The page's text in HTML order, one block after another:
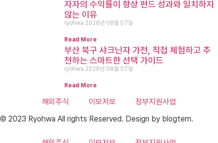
자자의 수익률이 항상 펀드 성과와 일치하지
않는 이유
ryohwa 2026년 08월 07일
Read More
부산 북구 샤크닌자 가전, 직접 체험하고 추
천하는 스마트한 선택 가이드
ryohwa 2026년 08월 07일
Read More
해외주식 이모저모
정부지원사업
© 2023 Ryohwa All rights Reserved. Design by blogtem.